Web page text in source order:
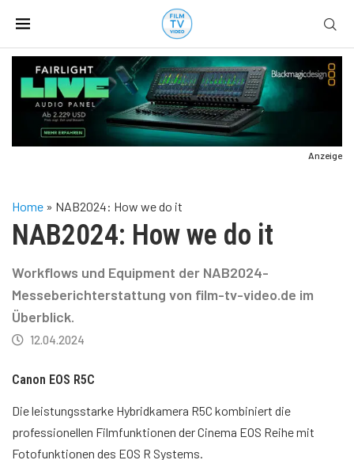
Anzeige
Home » NAB2024: How we do it
NAB2024: How we do it
Workflows und Equipment der NAB2024-
Messeberichterstattung von film-tv-video.de im
Überblick.
12.04.2024
Canon EOS R5C
Die leistungsstarke Hybridkamera R5C kombiniert die
professionellen Filmfunktionen der Cinema EOS Reihe mit
Fotofunktionen des EOS R Systems.